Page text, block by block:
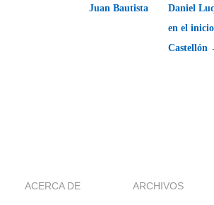
Juan Bautista
Daniel
en el
Castellón
ACERCA DE ARCHIVOS